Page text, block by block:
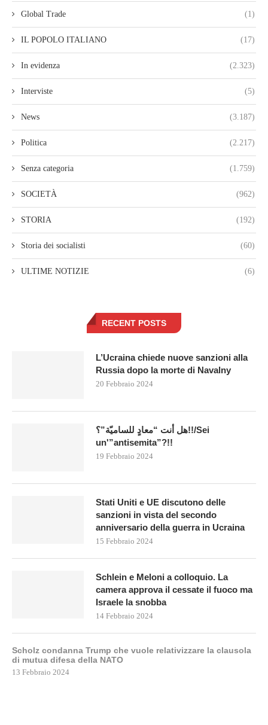
Global Trade (1)
IL POPOLO ITALIANO (17)
In evidenza (2.323)
Interviste (5)
News (3.187)
Politica (2.217)
Senza categoria (1.759)
SOCIETÀ (962)
STORIA (192)
Storia dei socialisti (60)
ULTIME NOTIZIE (6)
RECENT POSTS
L’Ucraina chiede nuove sanzioni alla
Russia dopo la morte di Navalny
20 Febbraio 2024
هل أنت “معادٍ للساميّة”؟!!/Sei
un'”antisemita”?!!
19 Febbraio 2024
Stati Uniti e UE discutono delle
sanzioni in vista del secondo
anniversario della guerra in Ucraina
15 Febbraio 2024
Schlein e Meloni a colloquio. La
camera approva il cessate il fuoco ma
Israele la snobba
14 Febbraio 2024
Scholz condanna Trump che vuole relativizzare la clausola
di mutua difesa della NATO
13 Febbraio 2024